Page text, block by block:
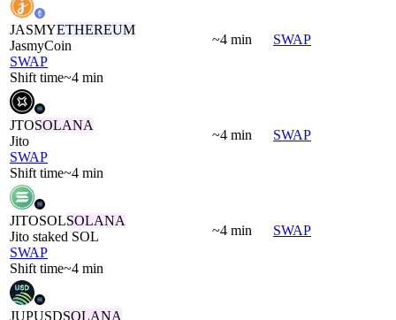
JASMYETHEREUM
JasmyCoin
SWAP
Shift time~4 min
~4 min SWAP
JTOSOLANA
Jito
SWAP
Shift time~4 min
~4 min SWAP
JITOSOLSOLANA
Jito staked SOL
SWAP
Shift time~4 min
~4 min SWAP
JUPUSDSOLANA